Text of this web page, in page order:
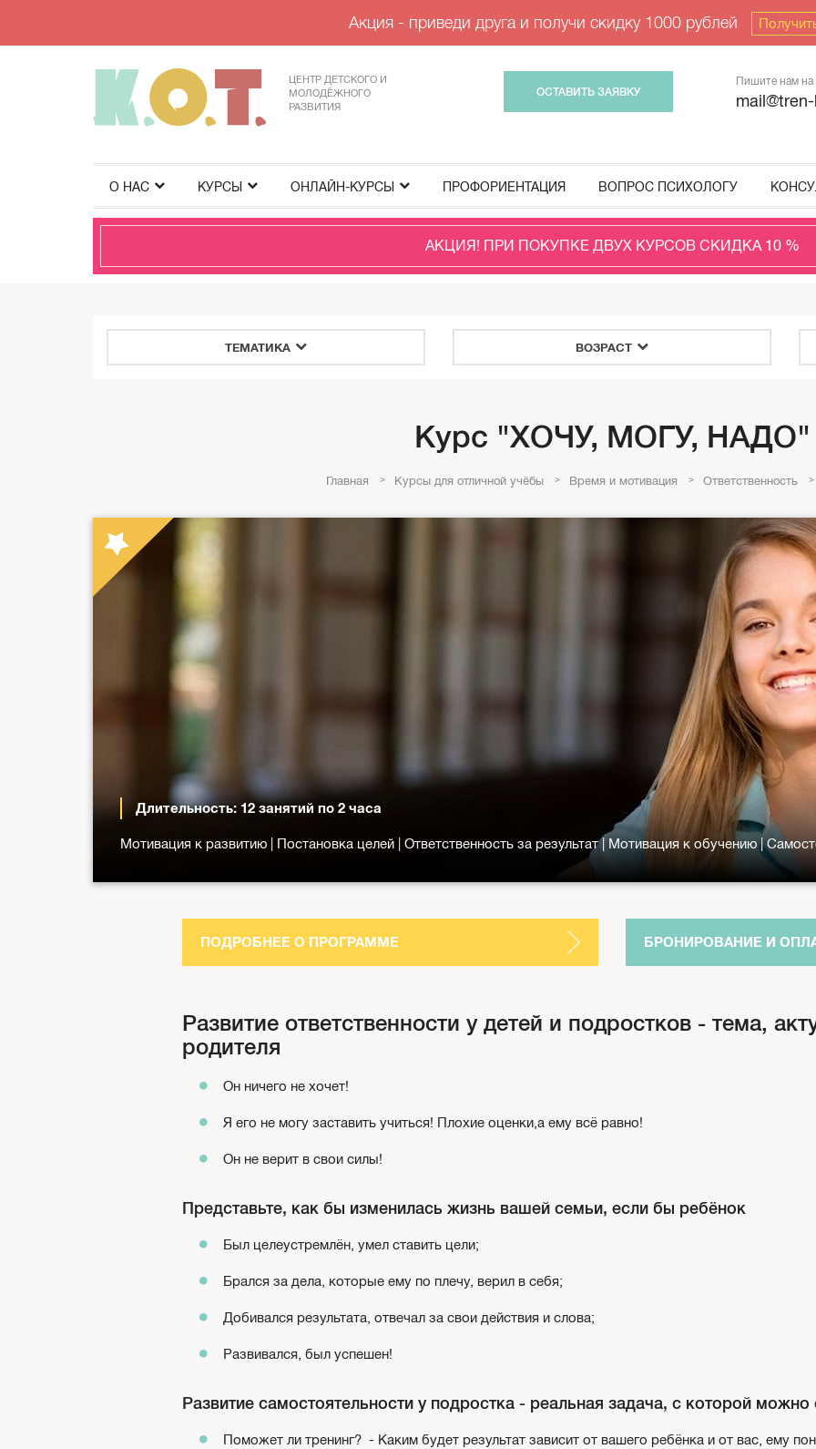
Акция - приведи друга и получи скидку 1000 рублей
ЦЕНТР ДЕТСКОГО И
МОЛОДЁЖНОГО
РАЗВИТИЯ
ОСТАВИТЬ ЗАЯВКУ
Пишите нам на
О НАС КУРСЫ ОНЛАЙН-КУРСЫ ПРОФОРИЕНТАЦИЯ ВОПРОС ПСИХОЛОГУ
АКЦИЯ! ПРИ ПОКУПКЕ ДВУХ КУРСОВ СКИДКА 10 %
ТЕМАТИКА ВОЗРАСТ
Курс "ХОЧУ, МОГУ, НАДО"
Главная Курсы для отличной учёбы Время и мотивация Ответственность
Длительность: 12 занятий по 2 часа
Мотивация к развитию | Постановка целей | Ответственность за результат | Мотивация к обучению |
ПОДРОБНЕЕ О ПРОГРАММЕ БРОНИРОВАНИЕ И
Развитие ответственности у детей и подростков - тема,
родителя
Он ничего не хочет!
Я его не могу заставить учиться! Плохие оценки,а ему всё равно!
Он не верит в свои силы!
Представьте, как бы изменилась жизнь вашей семьи, если бы ребёнок
Был целеустремлён, умел ставить цели;
Брался за дела, которые ему по плечу, верил в себя;
Добивался результата, отвечал за свои действия и слова;
Развивался, был успешен!
Развитие самостоятельности у подростка - реальная задача, с которой можно
Поможет ли тренинг? - Каким будет результат зависит от вашего ребёнка и от вас, ему